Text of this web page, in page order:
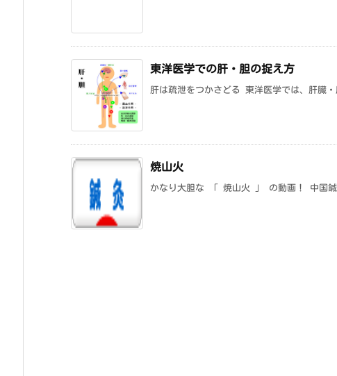
東洋医学での肝・胆の捉え方
肝は疏泄をつかさどる 東洋医学では、肝
焼山火
かなり大胆な 「 焼山火 」 の動画！ 中国